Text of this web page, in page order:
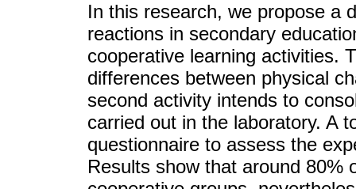
In this research, we propose a
reactions in secondary
cooperative learning activities.
differences between physical
second activity intends to
carried out in the laboratory. A
questionnaire to assess the
Results show that around 80%